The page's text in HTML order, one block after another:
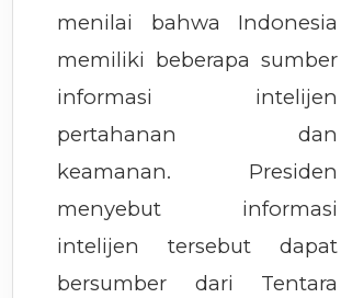
menilai bahwa Indonesia
memiliki beberapa sumber
informasi intelijen
pertahanan dan
keamanan. Presiden
menyebut informasi
intelijen tersebut dapat
bersumber dari Tentara